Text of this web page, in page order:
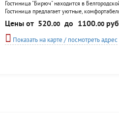
Гостиница "Бирюч" находится в
Гостиница предлагает уютные,
гостей автомобильная парковка,
центров и центральный рынок.
Цены от 520.00 до 1100.00
Показать на карте / посмотреть адрес